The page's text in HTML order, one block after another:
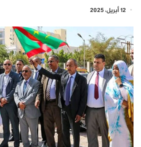
12 أبريل، 2025